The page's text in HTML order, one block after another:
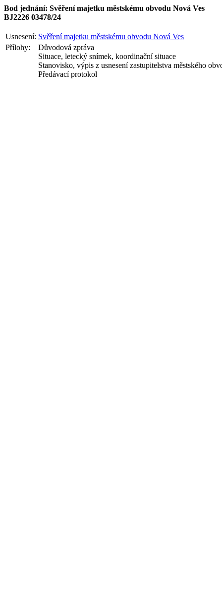
Bod jednání: Svěření majetku městskému obvodu Nová Ves
BJ2226 03478/24
Usnesení: Svěření majetku městskému obvodu Nová Ves
Přílohy:
Důvodová zpráva
Situace, letecký snímek, koordinační situace
Stanovisko, výpis z usnesení zastupitelstva městského
Předávací protokol